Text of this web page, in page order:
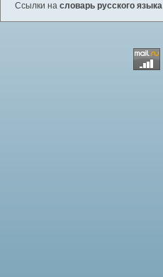
Ссылки на словарь русского языка